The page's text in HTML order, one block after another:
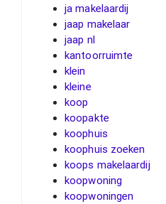
ja makelaardij
jaap makelaar
jaap nl
kantoorruimte
klein
kleine
koop
koopakte
koophuis
koophuis zoeken
koops makelaardij
koopwoning
koopwoningen